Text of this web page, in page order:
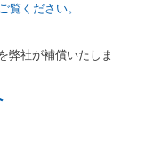
ます。
る基本通達」（自
．(10)及び(11)の
法第９２条に規定
通法施行規則第１
免許証をいいま
覧ください。
弊社が補償いたしま